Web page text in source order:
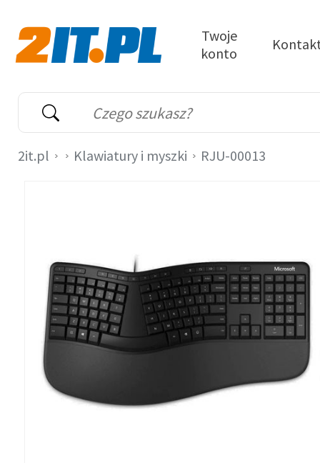
Wyszukiwarka
Słowo kluczowe
Twoje
konto
2it.pl Klawiatury i myszki RJU-00013